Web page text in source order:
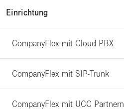
Einrichtung
CompanyFlex mit Cloud PBX
CompanyFlex mit SIP-Trunk
CompanyFlex mit UCC Partnern